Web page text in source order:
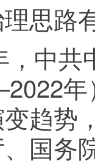
路有
中共
年
趋势
国务